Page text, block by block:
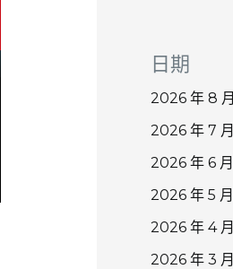
日期
2026 年 8 月
2026 年 7 月
2026 年 6 月
2026 年 5 月
2026 年 4 月
2026 年 3 月